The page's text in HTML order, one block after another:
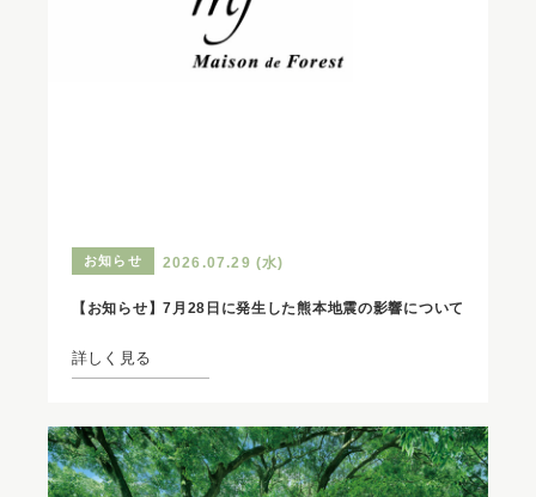
お知らせ 2026.07.29 (水)
【お知らせ】7月28日に発生した熊本地震の影響について
詳しく見る